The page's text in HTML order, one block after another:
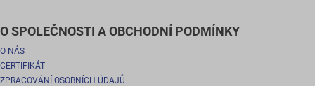
O SPOLEČNOSTI A OBCHODNÍ PODMÍNKY
O NÁS
CERTIFIKÁT
ZPRACOVÁNÍ OSOBNÍCH ÚDAJŮ